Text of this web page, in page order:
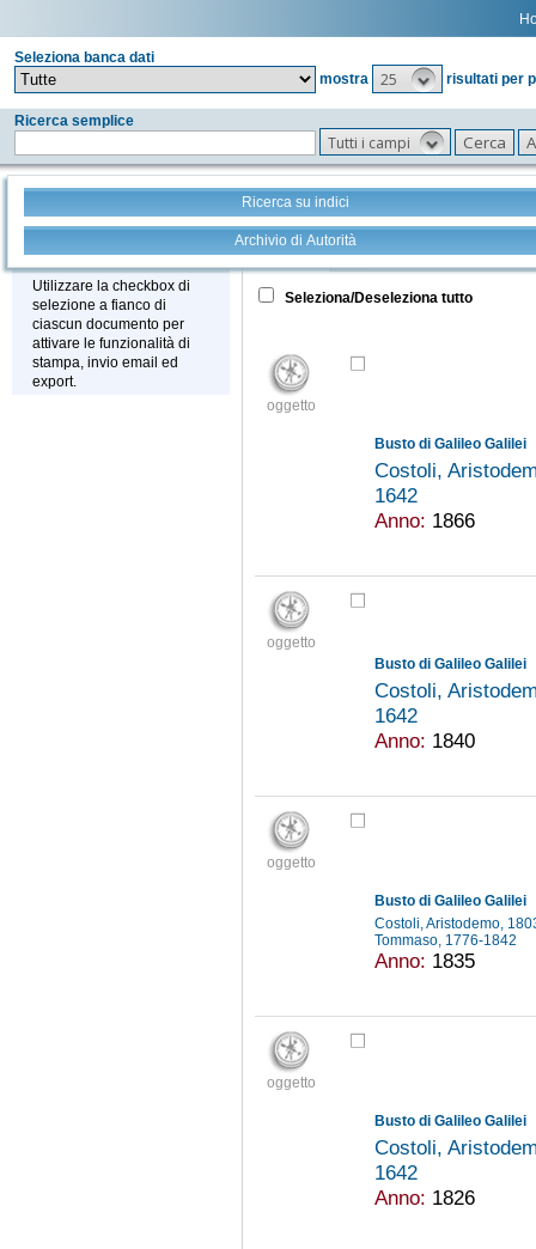
Seleziona banca dati
mostra
25 risultati per
Ricerca semplice
Tutti i campi
Ricerca su indici
Archivio di Autorità
Stampa - Email - Export
Utilizzare la checkbox di
selezione a fianco di
ciascun documento per
attivare le funzionalità di
stampa, invio email ed
export.
Tutto +
Seleziona/Deseleziona tutto
oggetto
Busto di Galileo Galilei
Costoli,
1642
Anno: 1866
oggetto
Busto di Galileo Galilei
Costoli,
1642
Anno: 1840
oggetto
Busto di Galileo Galilei
Costoli, Aristodemo,
Tommaso, 1776-1842
Anno: 1835
oggetto
Busto di Galileo Galilei
Costoli,
1642
Anno: 1826